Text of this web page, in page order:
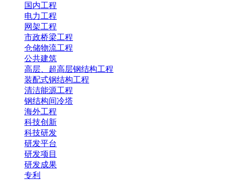
国内工程
电力工程
网架工程
市政桥梁工程
仓储物流工程
公共建筑
高层、超高层钢结构工程
装配式钢结构工程
清洁能源工程
钢结构间冷塔
海外工程
科技创新
科技研发
研发平台
研发项目
研发成果
专利